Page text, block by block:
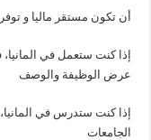
أن تكون مستقر ماليا و
إذا كنت ستعمل في
عرض الوظيفة والوصف
إذا كنت ستدرس في
الجامعات